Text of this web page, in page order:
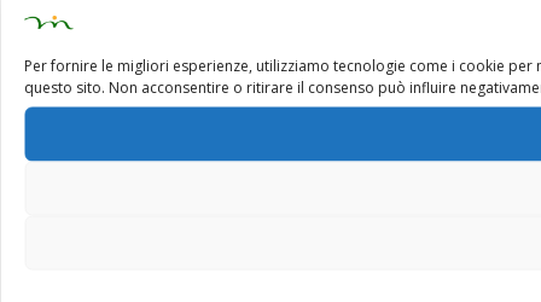
Per fornire le migliori esperienze, utilizziamo tecnologie come i cookie
questo sito. Non acconsentire o ritirare il consenso può influire